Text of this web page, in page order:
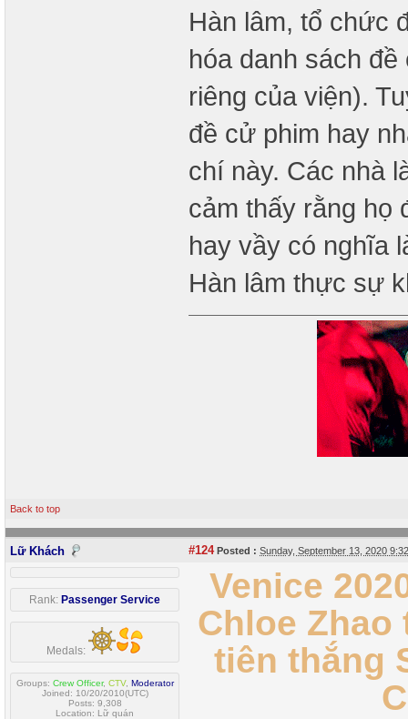
Hàn lâm, tổ chức
hóa danh sách
riêng của viện).
đề cử phim hay
chí này. Các nhà
cảm thấy rằng họ
hay vầy có nghĩa
Hàn lâm thực sự
Back to top
Lữ Khách #124Posted : Sunday, September 13, 2020
Rank: Passenger Service
Medals:
Groups: Crew Officer, CTV, Moderator
Joined: 10/20/2010(UTC)
Posts: 9,308
Location: Lữ quán
Venice
Chloe
tiên thắng